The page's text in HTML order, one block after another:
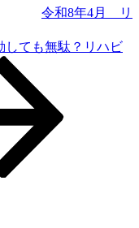
令和8年4月 リ
ても無駄？リハビ